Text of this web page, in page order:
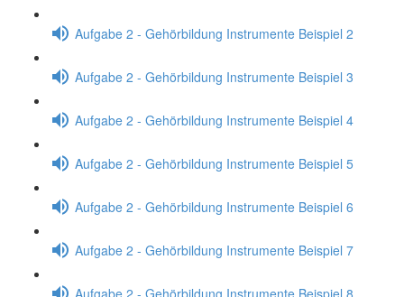
Aufgabe 2 - Gehörbildung Instrumente Beispiel 2
Aufgabe 2 - Gehörbildung Instrumente Beispiel 3
Aufgabe 2 - Gehörbildung Instrumente Beispiel 4
Aufgabe 2 - Gehörbildung Instrumente Beispiel 5
Aufgabe 2 - Gehörbildung Instrumente Beispiel 6
Aufgabe 2 - Gehörbildung Instrumente Beispiel 7
Aufgabe 2 - Gehörbildung Instrumente Beispiel 8